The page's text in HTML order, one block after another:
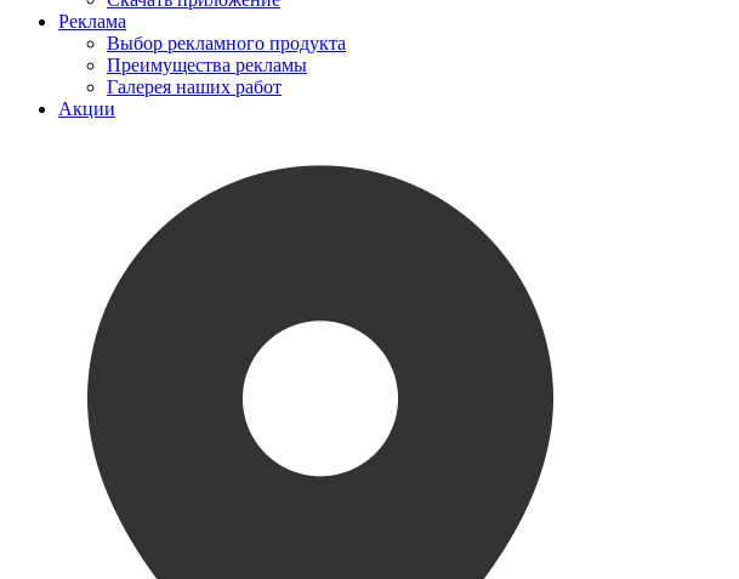
Реклама
Выбор рекламного продукта
Преимущества рекламы
Галерея наших работ
Акции